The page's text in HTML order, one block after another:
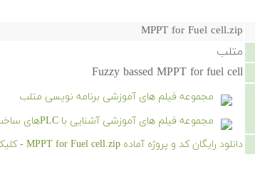
MPPT for Fuel cell.zip
متلب
Fuzzy bassed MPPT for fuel cell
مجموعه فیلم های آموزشی برنامه نویسی متلب
مجموعه فیلم های آموزشی آشنایی با PLCهای ساخت شرکت های Omron و Keyence
دانلود رایگان کد و پروژه آماده MPPT for Fuel cell.zip - کلیک کنید.